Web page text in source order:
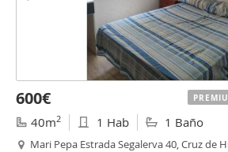
600€
40m2 1 Hab 1 Baño
Mari Pepa Estrada Segalerva 40, Cruz de